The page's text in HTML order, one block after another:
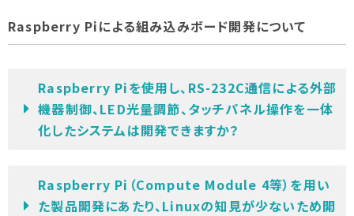
Raspberry Piによる組み込みボード開発について
Raspberry Piを使用し、RS-232C通信による外部
機器制御、LED光量調節、タッチパネル操作を一体
化したシステムは開発できますか？
Raspberry Pi（Compute Module 4等）を用い
た製品開発にあたり、Linuxの知見が少ないため開